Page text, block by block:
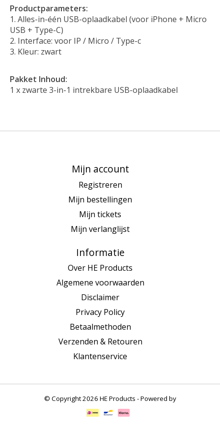
Productparameters:
Alles-in-één USB-oplaadkabel (voor iPhone + Micro
USB + Type-C)
Interface: voor IP / Micro / Type-c
Kleur: zwart
Pakket Inhoud:
1 x zwarte 3-in-1 intrekbare USB-oplaadkabel
Mijn account
Registreren
Mijn bestellingen
Mijn tickets
Mijn verlanglijst
Informatie
Over HE Products
Algemene voorwaarden
Disclaimer
Privacy Policy
Betaalmethoden
Verzenden & Retouren
Klantenservice
© Copyright 2026 HE Products - Powered by